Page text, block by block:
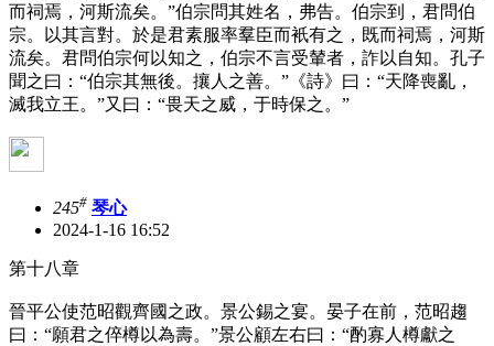
而祠焉，河斯流矣。”伯宗問其姓名，弗告。伯宗到，君問伯
宗。以其言對。於是君素服率羣臣而衹有之，既而祠焉，河斯
流矣。君問伯宗何以知之，伯宗不言受輦者，詐以自知。孔子
聞之曰：“伯宗其無後。攘人之善。”《詩》曰：“天降喪亂，
滅我立王。”又曰：“畏天之威，于時保之。”
245# 琴心
2024-1-16 16:52
第十八章
晉平公使范昭觀齊國之政。景公錫之宴。晏子在前，范昭趨
曰：“願君之倅樽以為壽。”景公顧左右曰：“酌寡人樽獻之